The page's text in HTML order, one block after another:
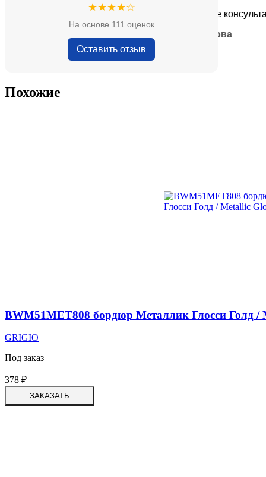
★★★★☆
На основе 111 оценок
Оставить отзыв
адекватные цены.
Очень приятные консультанты
Похожие
BWM51MET808 бордюр Металлик Глосси Голд /
GRIGIO
Под заказ
378 ₽
ЗАКАЗАТЬ